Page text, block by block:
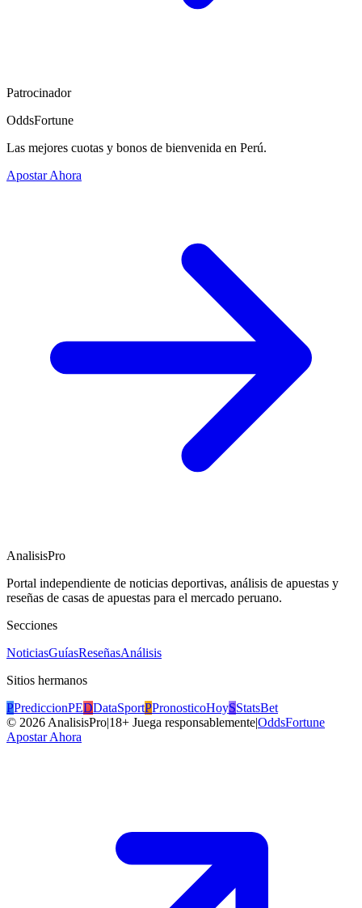
Patrocinador
OddsFortune
Las mejores cuotas y bonos de bienvenida en Perú.
Apostar Ahora
AnalisisPro
Portal independiente de noticias deportivas, análisis de apuestas y
reseñas de casas de apuestas para el mercado peruano.
Secciones
NoticiasGuíasReseñasAnálisis
Sitios hermanos
PPrediccionPEDDataSportPPronosticoHoySStatsBet
© 2026 AnalisisPro|18+ Juega responsablemente|OddsFortune
Apostar Ahora